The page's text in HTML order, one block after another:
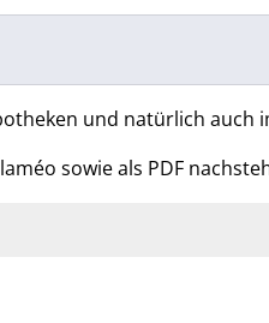
und natürlich auch
sowie als PDF